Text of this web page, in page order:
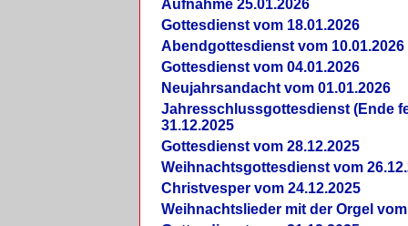
Aufnahme 25.01.2026
Gottesdienst vom 18.01.2026
Abendgottesdienst vom 10.01.2026
Gottesdienst vom 04.01.2026
Neujahrsandacht vom 01.01.2026
Jahresschlussgottesdienst (Ende
31.12.2025
Gottesdienst vom 28.12.2025
Weihnachtsgottesdienst vom
Christvesper vom 24.12.2025
Weihnachtslieder mit der Orgel vom